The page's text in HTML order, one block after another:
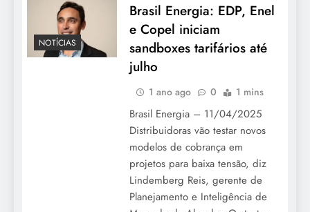
NOTÍCIAS
Brasil Energia: EDP, Enel
e Copel iniciam
sandboxes tarifários até
julho
1 ano ago 0 1 mins
Brasil Energia – 11/04/2025
Distribuidoras vão testar novos
modelos de cobrança em
projetos para baixa tensão, diz
Lindemberg Reis, gerente de
Planejamento e Inteligência de